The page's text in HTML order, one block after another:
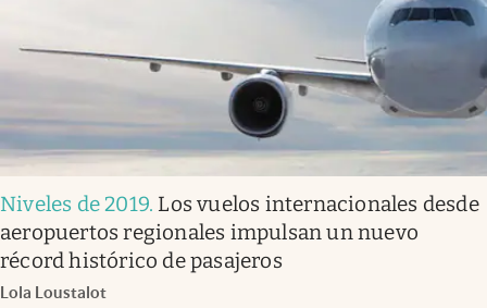
Niveles de 2019. Los vuelos internacionales desde
aeropuertos regionales impulsan un nuevo
récord histórico de pasajeros
Lola Loustalot